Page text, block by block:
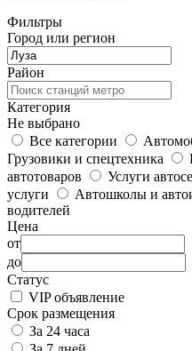
Фильтры
Город или регион
Район
Категория
Не выбрано
Все категории
Грузовики и спецтехника
автотоваров
Услуги
услуги
Автошколы и
водителей
Цена
от
до
Статус
VIP объявление
Срок размещения
За 24 часа